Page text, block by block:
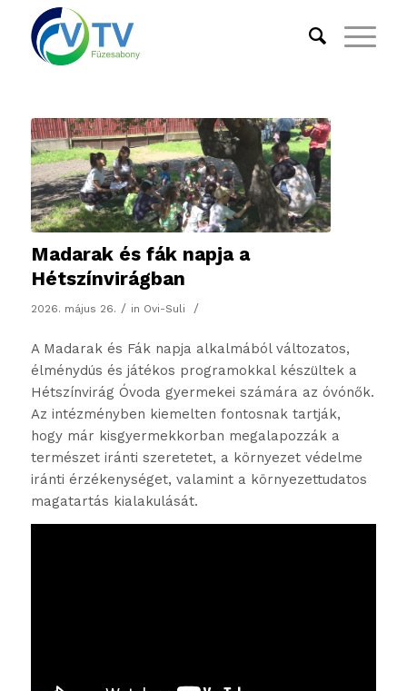
Madarak és fák napja a
Hétszínvirágban
2026. május 26. / in Ovi-Suli /
A Madarak és Fák napja alkalmából változatos,
élménydús és játékos programokkal készültek a
Hétszínvirág Óvoda gyermekei számára az óvónők.
Az intézményben kiemelten fontosnak tartják,
hogy már kisgyermekkorban megalapozzák a
természet iránti szeretetet, a környezet védelme
iránti érzékenységet, valamint a környezettudatos
magatartás kialakulását.